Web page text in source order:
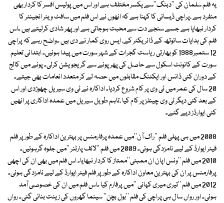
یہ فلم سلمان کی ''دبنگ''سے یکسر مختلف ہے اور اس میں پولیس افسر کا کردار بھی
منفرد ہے ،پراچی ڈیسائی کا کہنا ہے کہ انھوں نے اس فلم میں سافٹ ویئر انجینئر کا
کردار نبھایا ہے جسے سنجے دت سے محبت ہوجاتی ہے اور پھر شادی کرلیتے ہیں ۔اس
فلم کی ہدایات سائوتھ کے ڈائریکٹر کے، ایس روی کمار نے دی ہیں ۔واضح رہے کہ پراچی
12 ستمبر1988 کو بھارتی ریاست گجرات کے شہر سورت میں پیدا ہوئیں۔ ابتدائی تعلیم
سورت کے کانونٹ اسکول سے حاصل کی پھر پونے سے گریجویشن کرلی۔ پونے میں کالج
کے دوران کئی ڈانس اور ایکٹنگ مقابلوں میں حصہ لے کر متعدد انعامات بھی جیتے۔
20 سال کی عمر میں ٹی وی پر کام شروع کردیا۔ اداکارہ نے ٹی وی سیریل چھوڑدی اور اس
کے بعد کئی دیگر ٹی وی چینلز پر کام کیا ،تاہم طویل سیریل میں عمدہ اداکاری پر انھیں
کئی ایوارڈز دیے گئے۔
2008 میں ہی پہلی فلم ''راک آن''میں عمدہ پرفارمنس پر بہترین اداکارہ کے طور پر فلم
فیئر ایوارڈ کے لیے نامزدگی ہوئی۔ 2009 میں فلم ''لائف پارٹنر ''میں جلوہ گرہوئیں۔
2010 میں فلم ''ونس اپان ان ممبئی''ممتاز کا کردار نبھایا۔ اس فلم میں بھی ان کی اچھی
پرفارمنس پر ان کی بہترین معاون اداکارہ کے طور پر فلم فیئر ایوارڈ کے لیے نامزدگی ہوئی۔
2012 میں فلم ''تیری میری کہانی ''میں پرفارم کیا ۔اس فلم میں ان کی خصوصی آمد
ہوئی۔ اور رواں سال ہی پراچی کی فلم ''بول بچن'' سینما گھروں کی زینت بنائی گئی۔ رواں